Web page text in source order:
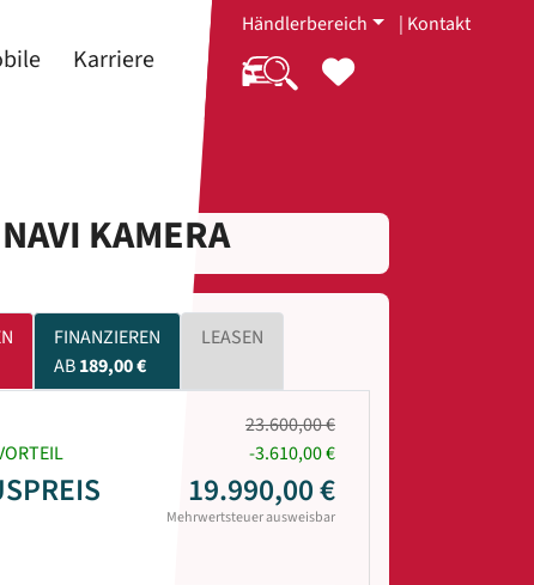
Karriere
Händlerbereich | Kontakt
KAMERA
FINANZIEREN
AB189,00 €
LEASEN
23.600,00 €
-3.610,00 €
19.990,00 €
Mehrwertsteuer ausweisbar